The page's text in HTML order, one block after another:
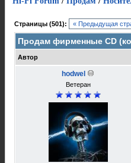
Страницы (501): « Предыдущая
Продам фирменные CD
Автор
hodwel
Ветеран